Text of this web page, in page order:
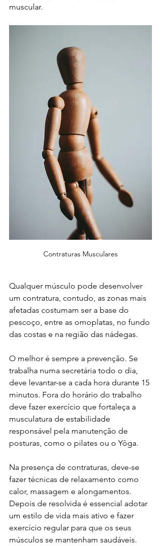
muscular.
Contraturas Musculares
Qualquer músculo pode desenvolver
um contratura, contudo, as zonas mais
afetadas costumam ser a base do
pescoço, entre as omoplatas, no fundo
das costas e na região das nádegas.
O melhor é sempre a prevenção. Se
trabalha numa secretária todo o dia,
deve levantar-se a cada hora durante 15
minutos. Fora do horário do trabalho
deve fazer exercício que fortaleça a
musculatura de estabilidade
responsável pela manutenção de
posturas, como o pilates ou o Yôga.
Na presença de contraturas, deve-se
fazer técnicas de relaxamento como
calor, massagem e alongamentos.
Depois de resolvida é essencial adotar
um estilo de vida mais ativo e fazer
exercício regular para que os seus
músculos se mantenham saudáveis.